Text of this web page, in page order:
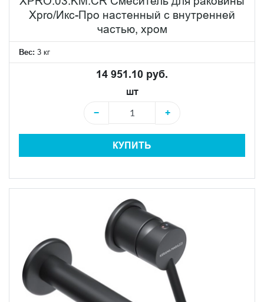
Xpro/Икс-Про настенный с внутренней
частью, хром
Вес: 3 кг
14 951.10 руб.
шт
−
+
КУПИТЬ